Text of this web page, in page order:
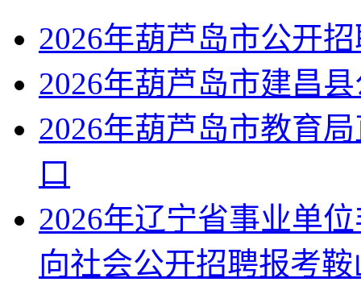
2026年葫芦岛市公开
2026年葫芦岛市建昌
2026年葫芦岛市教育
口
2026年辽宁省事业单
向社会公开招聘报考